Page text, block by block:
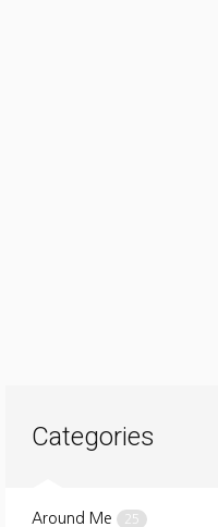
Categories
Around Me 25